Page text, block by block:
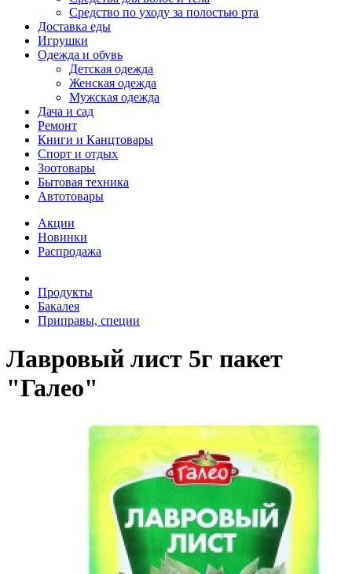
Средство по уходу за полостью рта
Доставка еды
Игрушки
Одежда и обувь
Детская одежда
Женская одежда
Мужская одежда
Дача и сад
Ремонт
Книги и Канцтовары
Спорт и отдых
Зоотовары
Бытовая техника
Автотовары
Акции
Новинки
Распродажа
Продукты
Бакалея
Приправы, специи
Лавровый лист 5г пакет
"Галео"